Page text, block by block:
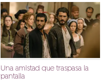
Una amistad que traspasa la
pantalla